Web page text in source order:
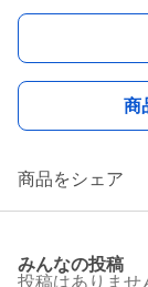
商
商品をシェア
みんなの投稿
投稿はありませ